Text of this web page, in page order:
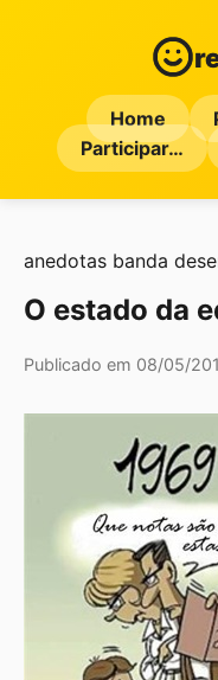
Home
Participar…
anedotas banda
O estado da
Publicado em 08/05/